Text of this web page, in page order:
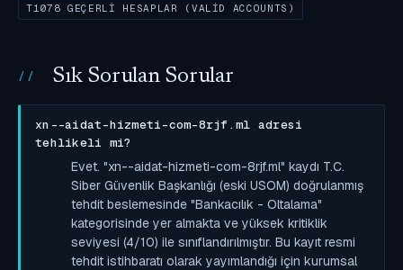
T1078 GEÇERLI HESAPLAR (VALID ACCOUNTS)
Sık Sorulan Sorular
xn--aidat-hizmeti-com-8rjf.ml adresi
tehlikeli mi?
Evet. "xn--aidat-hizmeti-com-8rjf.ml" kaydı T.C.
Siber Güvenlik Başkanlığı (eski USOM) doğrulanmış
tehdit beslemesinde "Bankacılık - Oltalama"
kategorisinde yer almakta ve yüksek kritiklik
seviyesi (4/10) ile sınıflandırılmıştır. Bu kayıt resmi
tehdit istihbaratı olarak yayımlandığı için kurumsal